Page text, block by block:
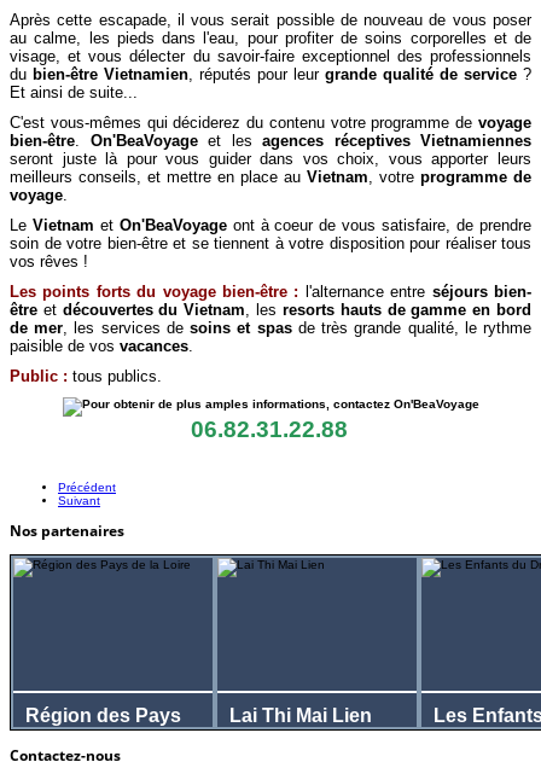
Après cette escapade, il vous serait possible de nouveau de vous poser
au calme, les pieds dans l'eau, pour profiter de soins corporelles et de
visage, et vous délecter du savoir-faire exceptionnel des professionnels
du bien-être Vietnamien , réputés pour leur grande qualité de service ?
Et ainsi de suite...
C'est vous-mêmes qui déciderez du contenu votre programme de voyage
bien-être
On'BeaVoyageet les agences réceptives Vietnamiennes
seront juste là pour vous guider dans vos choix, vous apporter leurs
meilleurs conseils, et mettre en place au Vietnam , votre programme de
voyage
Le Vietnam et On'BeaVoyageont à coeur de vous satisfaire, de prendre
soin de votre bien-être et se tiennent à votre disposition pour réaliser tous
vos rêves !
Les points forts du voyage bien-être : l'alternance entre séjours bien-
être et découvertes du Vietnam , les resorts hauts de gamme en bord
de mer , les services desoins et spasde très grande qualité, le rythme
paisible de vos vacances
Public : tous publics.
06.82.31.22.88
Précédent
Suivant
Nos partenaires
Région des Pays
de la Loire
Lai Thi Mai Lien
Les
Dragon
Contactez-nous